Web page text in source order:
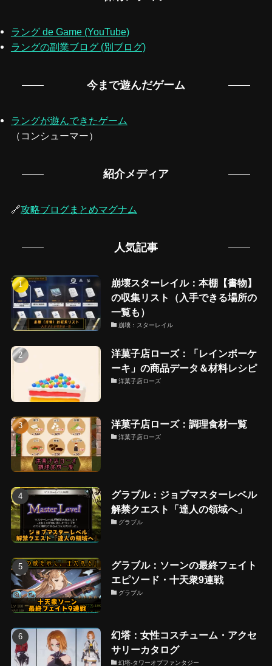
ラング de Game (YouTube)
ラングの副業ブログ (別ブログ)
今まで遊んだゲーム
ラングが遊んできたゲーム
（コンシューマー）
紹介メディア
🔗攻略ブログまとめマグナム
人気記事
崩壊スターレイル：本棚【書物】
の収集リスト（入手できる場所の
一覧も）
崩壊：スターレイル
洋菓子店ローズ：「レインボーケ
ーキ」の商品データ＆材料レシピ
洋菓子店ローズ
洋菓子店ローズ：調理食材一覧
洋菓子店ローズ
グラブル：ジョブマスターレベル
解禁クエスト「達人の領域へ」
グラブル
グラブル：ソーンの最終フェイト
エピソード・十天衆9連戦
グラブル
幻塔：女性コスチューム・アクセ
サリーカタログ
幻塔-タワーオブファンタジー